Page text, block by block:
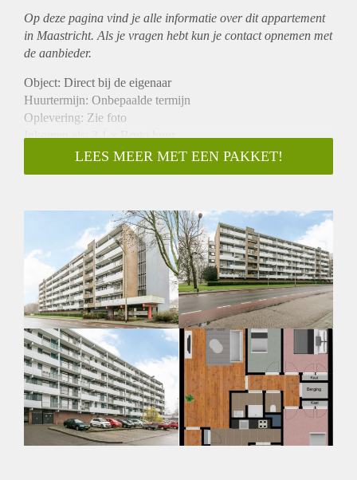
Op deze pagina vind je alle informatie over ditappartement
in Maastricht. Als je vragen hebt kun je contact opnemen met
de aanbieder.
Object: Direct bij de eigenaar
Huurtermijn: Onbepaalde termijn
Oplevering: Zie foto
Inkomen eis: 3,1 x Bruto huur
Garantiestelling mogelijk: Ja
Borg: 1 Maand
Huisdieren toegestaan: Afhankelijk van de Eigenaar
Huurtoeslag grens: Nee
Geschikt voor studenten: Afhankelijk van de Eigenaar
LEES MEER MET EEN PAKKET!